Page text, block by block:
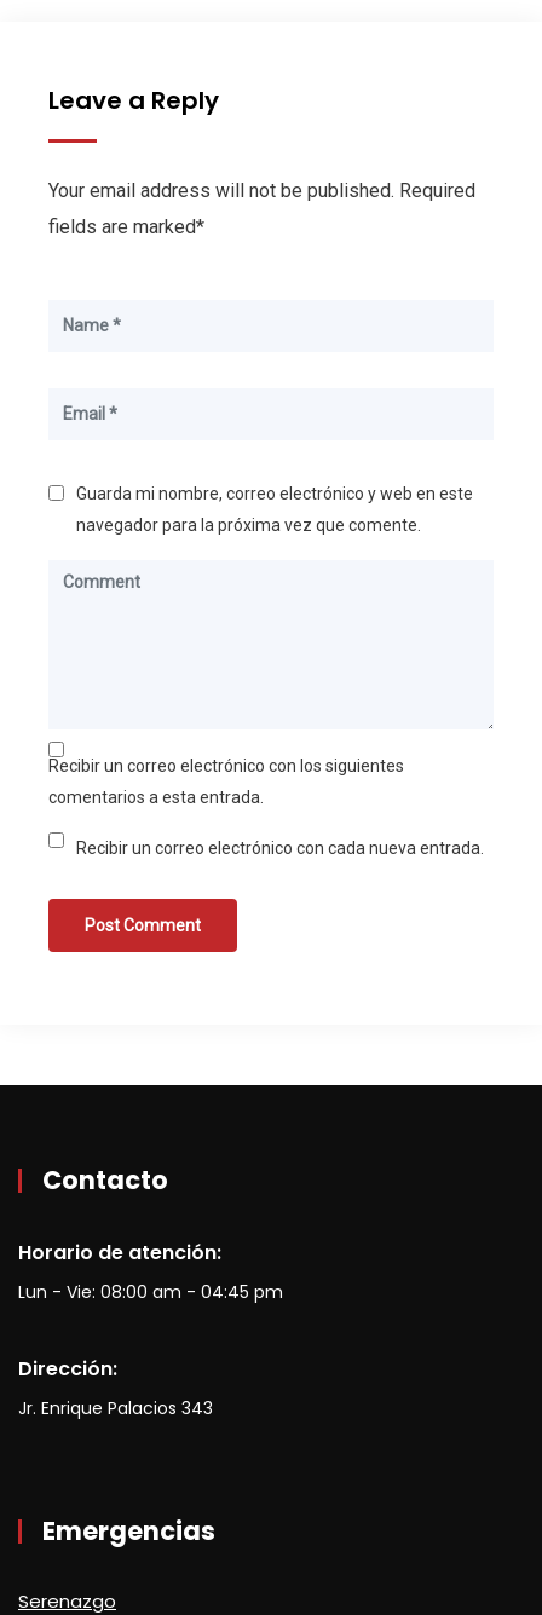
Leave a Reply
Your email address will not be published. Required
fields are marked*
Guarda mi nombre, correo electrónico y web en este
navegador para la próxima vez que comente.
Recibir un correo electrónico con los siguientes
comentarios a esta entrada.
Recibir un correo electrónico con cada nueva entrada.
Contacto
Horario de atención:
Lun - Vie: 08:00 am - 04:45 pm
Dirección:
Jr. Enrique Palacios 343
Emergencias
Serenazgo